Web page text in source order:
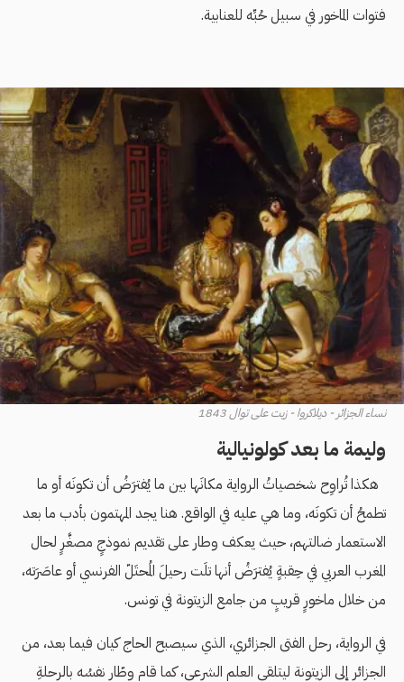
فتوات الماخور في سبيل حُبِّه للعنابية.
نساء الجزائر - ديلاكروا - زيت على توال 1843
وليمة ما بعد كولونيالية
هكذا تُراوِح شخصياتُ الرواية مكانَها بين ما يُفترَضُ أن تكونَه أو ما
تطمحُ أن تكونَه، وما هي عليه في الواقع. هنا يجد المهتمون بأدب ما بعد
الاستعمار ضالتهم، حيث يعكف وطار على تقديم نموذجٍ مصغَّرٍ لحال
المغرب العربي في حِقبةٍ يُفترَضُ أنها تلَت رحيلَ المُحتَلّ الفرنسي أو عاصَرَته،
من خلال ماخورٍ قريبٍ من جامع الزيتونة في تونس.
في الرواية، رحل الفتى الجزائري، الذي سيصبح الحاج كيان فيما بعد، من
الجزائر إلى الزيتونة ليتلقى العلم الشرعي، كما قام وطّار نفسُه بالرحلةِ